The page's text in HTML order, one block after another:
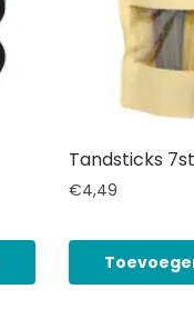
Tandsticks
€4,49